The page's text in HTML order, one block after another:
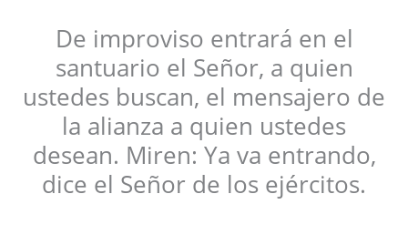
De improviso entrará en el
santuario el Señor, a quien
ustedes buscan, el mensajero de
la alianza a quien ustedes
desean. Miren: Ya va entrando,
dice el Señor de los ejércitos.